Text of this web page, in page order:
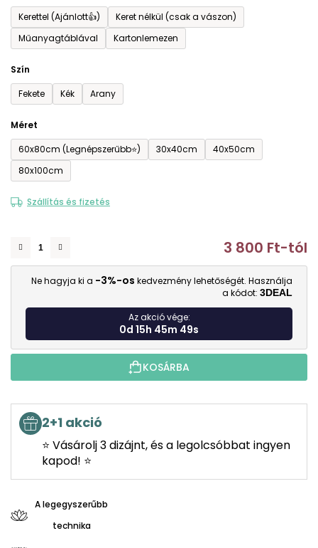
Kerettel (Ajánlott👍)
Keret nélkül (csak a vászon)
Műanyagtáblával
Kartonlemezen
Szín
Fekete
Kék Arany
Méret
60x80cm (Legnépszerűbb⭐)
30x40cm
40x50cm
80x100cm
Szállítás és fizetés
3 800 Ft-tól
Ne hagyja ki a -3%-os kedvezmény lehetőségét. Használja
a kódot: 3DEAL
Az akció vége:
0d 15h 45m 49s
KOSÁRBA
2+1 akció
⭐ Vásárolj 3 dizájnt, és a legolcsóbbat ingyen
kapod! ⭐
A legegyszerűbb
technika